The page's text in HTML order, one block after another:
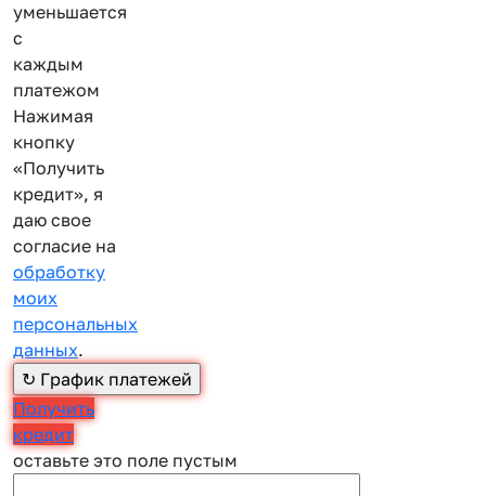
уменьшается
с
каждым
платежом
Нажимая
кнопку
«Получить
кредит», я
даю свое
согласие на
обработку
моих
персональных
данных.
Получить
кредит
оставьте это поле пустым